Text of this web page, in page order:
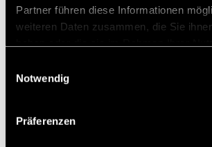
Partner führen diese Informationen
weiteren Daten zusammen, die Sie
Notwendig
Präferenzen